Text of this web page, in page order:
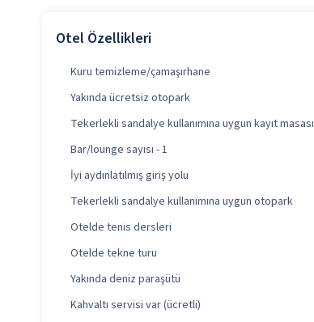
Otel Özellikleri
Kuru temizleme/çamaşırhane
Yakında ücretsiz otopark
Tekerlekli sandalye kullanımına uygun kayıt masası
Bar/lounge sayısı - 1
İyi aydınlatılmış giriş yolu
Tekerlekli sandalye kullanımına uygun otopark
Otelde tenis dersleri
Otelde tekne turu
Yakında deniz paraşütü
Kahvaltı servisi var (ücretli)